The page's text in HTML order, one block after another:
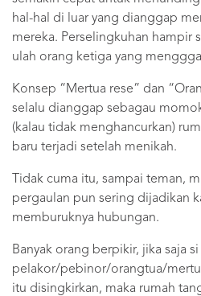
hal-hal di luar yang dianggap
mereka. Perselingkuhan hampir
ulah orang ketiga yang
Konsep “Mertua rese” dan
selalu dianggap sebagau
(kalau tidak menghancurkan)
baru terjadi setelah menikah.
Tidak cuma itu, sampai teman,
pergaulan pun sering dijadikan
memburuknya hubungan.
Banyak orang berpikir, jika saja si
pelakor/pebinor/orangtua/
itu disingkirkan, maka rumah